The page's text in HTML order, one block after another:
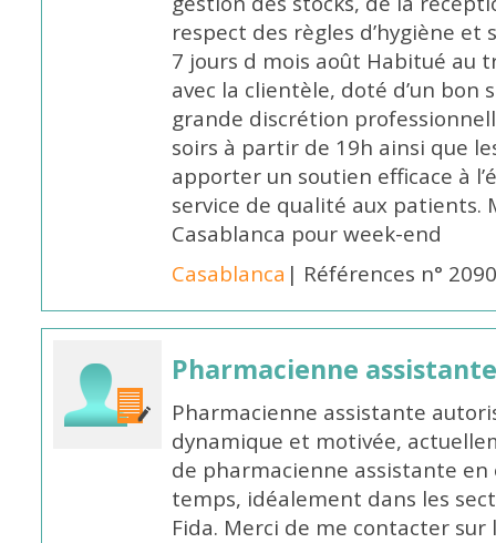
respect des règles d’hygiène
7 jours d mois août Habitué au
avec la clientèle, doté d’un bon
grande discrétion
soirs à partir de 19h ainsi que
apporter un soutien efficace à
service de qualité aux patients.
Casablanca pour week-end
Casablanca | Références n°
Pharmacienne
Pharmacienne assistante
dynamique et motivée,
de pharmacienne assistante en
temps, idéalement dans les
Fida. Merci de me contacter sur